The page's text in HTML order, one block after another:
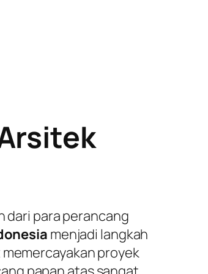
dari para perancang
menjadi langkah
proyek